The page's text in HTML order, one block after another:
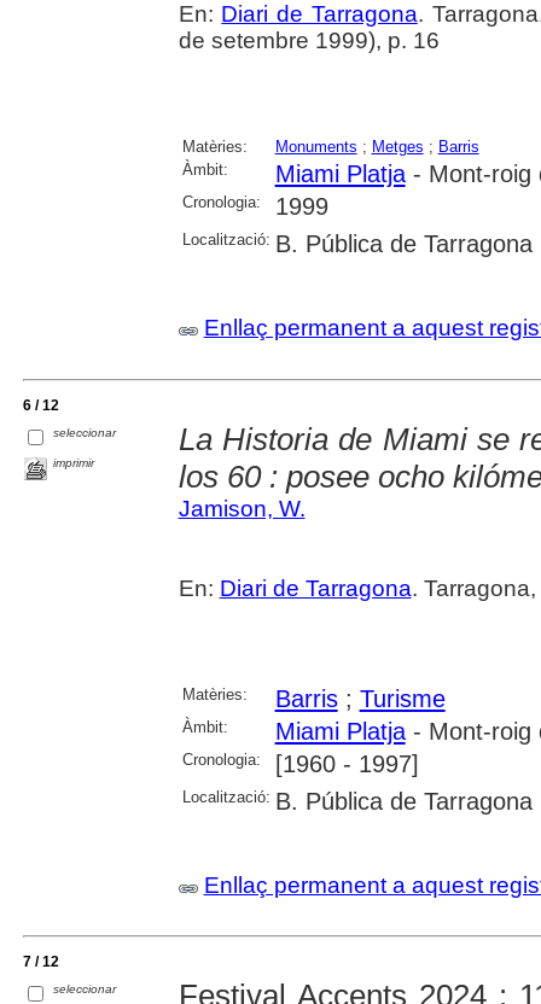
En: Diari de Tarragona.
de setembre 1999), p. 16
Matèries: Monuments ; Metges ; Barris
Àmbit:
Miami Platja- Mont-roig
Cronologia: 1999
Localització: B. Pública de Tarragona
Enllaç permanent a aquest
6 / 12
seleccionar
imprimir
La Historia de Miami se
los 60 : posee ocho
Jamison, W.
En: Diari de Tarragona.
Matèries: Barris; Turisme
Àmbit: Miami Platja- Mont-roig
Cronologia: [1960 - 1997]
Localització: B. Pública de Tarragona
Enllaç permanent a aquest
7 / 12
seleccionar Festival Accents 2024 :